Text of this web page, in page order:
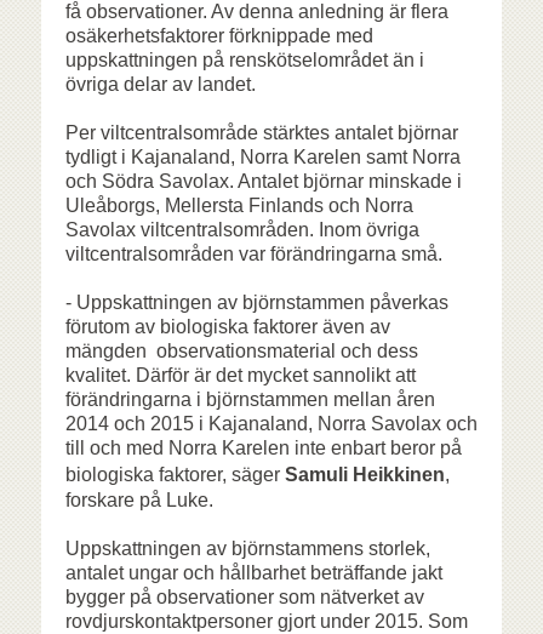
få observationer. Av denna anledning är flera
osäkerhetsfaktorer förknippade med
uppskattningen på renskötselområdet än i
övriga delar av landet.
Per viltcentralsområde stärktes antalet björnar
tydligt i Kajanaland, Norra Karelen samt Norra
och Södra Savolax. Antalet björnar minskade i
Uleåborgs, Mellersta Finlands och Norra
Savolax viltcentralsområden. Inom övriga
viltcentralsområden var förändringarna små.
- Uppskattningen av björnstammen påverkas
förutom av biologiska faktorer även av
mängden observationsmaterial och dess
kvalitet. Därför är det mycket sannolikt att
förändringarna i björnstammen mellan åren
2014 och 2015 i Kajanaland, Norra Savolax och
till och med Norra Karelen inte enbart beror på
biologiska faktorer, säger Samuli Heikkinen,
forskare på Luke.
Uppskattningen av björnstammens storlek,
antalet ungar och hållbarhet beträffande jakt
bygger på observationer som nätverket av
rovdjurskontaktpersoner gjort under 2015. Som